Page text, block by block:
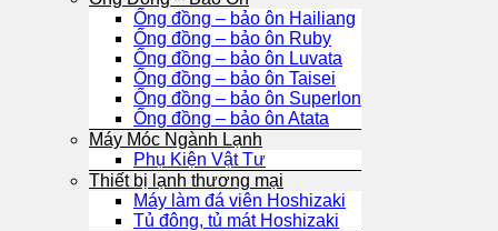
Ống đồng – bảo ôn Hailiang
Ống đồng – bảo ôn Ruby
Ống đồng – bảo ôn Luvata
Ống đồng – bảo ôn Taisei
Ống đồng – bảo ôn Superlon
Ống đồng – bảo ôn Atata
Máy Móc Ngành Lạnh
Phụ Kiện Vật Tư
Thiết bị lạnh thương mại
Máy làm đá viên Hoshizaki
Tủ đông, tủ mát Hoshizaki